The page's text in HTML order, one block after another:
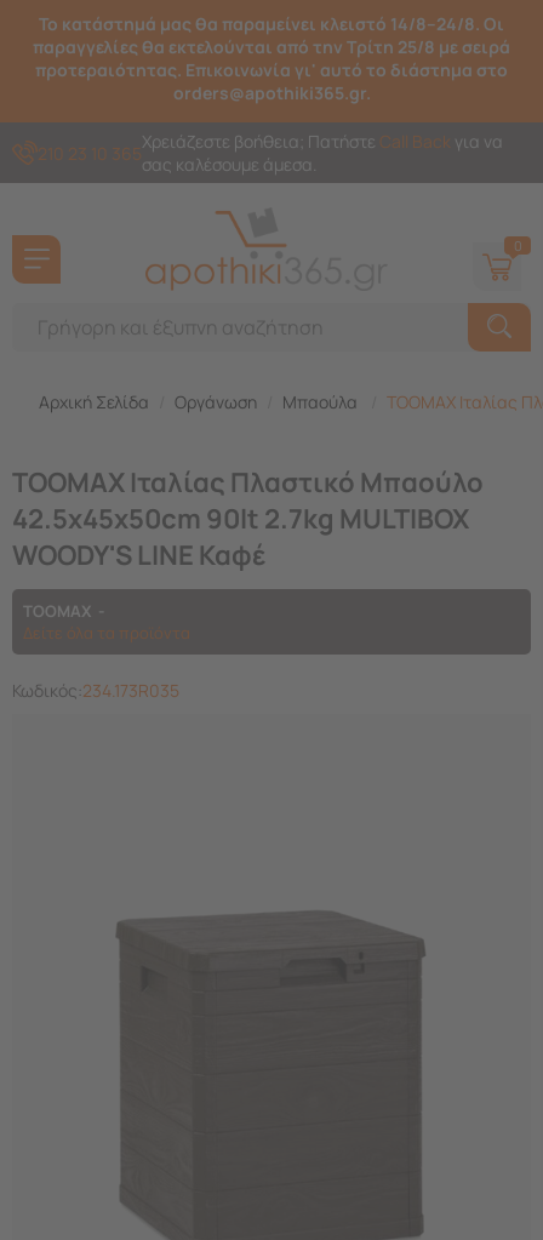
Το κατάστημά μας θα παραμείνει κλειστό 14/8–24/8. Οι
παραγγελίες θα εκτελούνται από την Τρίτη 25/8 με σειρά
προτεραιότητας. Επικοινωνία γι' αυτό το διάστημα στο
orders@apothiki365.gr.
210 23 10 365Χρειάζεστε βοήθεια; Πατήστε Call Back για να
σας καλέσουμε άμεσα.
0
Αρχική Σελίδα Οργάνωση Μπαούλα TOOMAX Ιταλίας
TOOMAX Ιταλίας Πλαστικό Μπαούλο
42.5x45x50cm 90lt 2.7kg MULTIBOX
WOODY'S LINE Καφέ
TOOMAX
Δείτε όλα τα προϊόντα
Κωδικός:234.173R035